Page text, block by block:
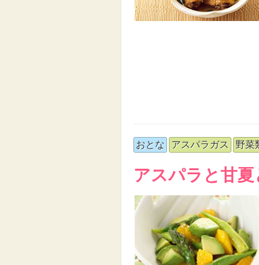
おとな アスパラガス 野菜
アスパラと甘